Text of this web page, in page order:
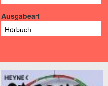
Ausgabeart